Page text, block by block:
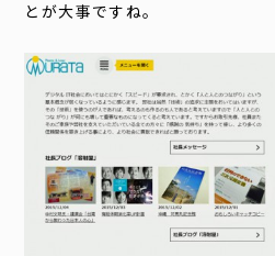
とが大事ですね。